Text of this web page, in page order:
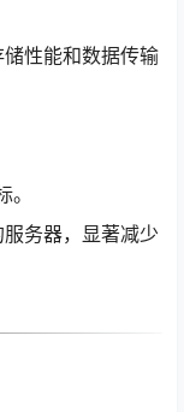
性能和数据传输
务器，显著减少